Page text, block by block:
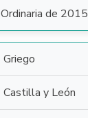
Ordinaria de 2015
Griego
Castilla y León